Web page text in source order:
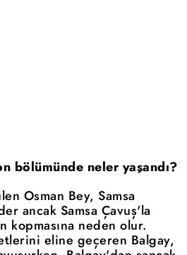
bölümünde neler yaşandı?
Osman Bey, Samsa
ancak Samsa Çavuş'la
neden olur.
eline geçeren Balgay,